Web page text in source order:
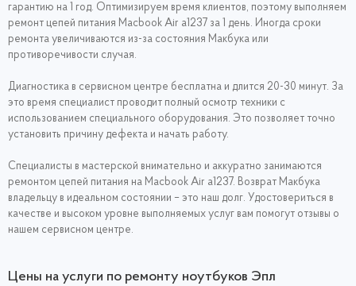
гарантию на 1 год. Оптимизируем время клиентов, поэтому выполняем
ремонт цепей питания Macbook Air a1237 за 1 день. Иногда сроки
ремонта увеличиваются из-за состояния Макбука или
противоречивости случая.
Диагностика в сервисном центре бесплатна и длится 20-30 минут. За
это время специалист проводит полный осмотр техники с
использованием специального оборудования. Это позволяет точно
установить причину дефекта и начать работу.
Специалисты в мастерской внимательно и аккуратно занимаются
ремонтом цепей питания на Macbook Air a1237. Возврат Макбука
владельцу в идеальном состоянии – это наш долг. Удостовериться в
качестве и высоком уровне выполняемых услуг вам помогут отзывы о
нашем сервисном центре.
Цены на услуги по ремонту ноутбуков Эпл